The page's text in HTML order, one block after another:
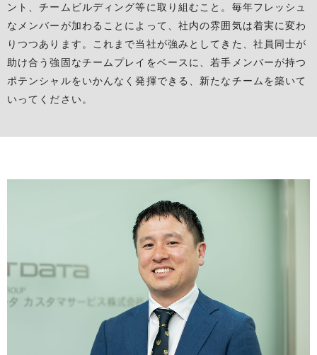
ント、チームビルディング等に取り組むこと。毎年フレッシュ
なメンバーが加わることによって、社内の雰囲気は着実に変わ
りつつあります。これまで当社が強みとしてきた、社員同士が
助け合う強固なチームプレイをベースに、若手メンバーが持つ
ポテンシャルをいかんなく発揮できる、新たなチームを築いて
いってください。